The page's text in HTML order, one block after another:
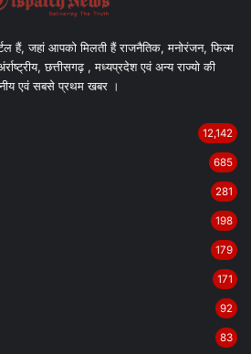
हैं, जहां आपको मिलती हैं राजनैतिक, मनोरंजन, फिल्म
छत्तीसगढ़ , मध्यप्रदेश एवं अन्य राज्यो की
एवं सबसे प्रथम खबर ।
12,142
685
281
198
179
171
92
83